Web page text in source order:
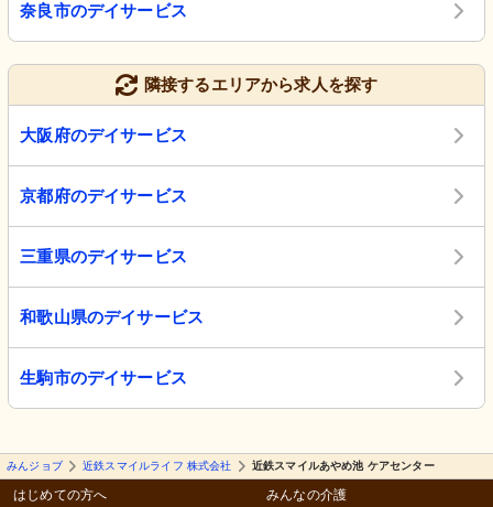
奈良市のデイサービス
隣接するエリアから求人を探す
大阪府のデイサービス
京都府のデイサービス
三重県のデイサービス
和歌山県のデイサービス
生駒市のデイサービス
みんジョブ 近鉄スマイルライフ 株式会社 近鉄スマイルあやめ池 ケアセンター
はじめての方へ みんなの介護